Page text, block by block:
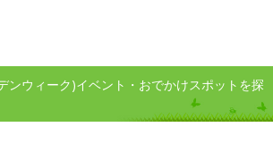
ンウィーク)イベント・おでかけスポットを探